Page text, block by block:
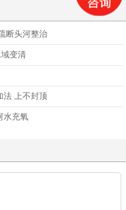
断头河整治
变清
法 上不封顶
水充氧